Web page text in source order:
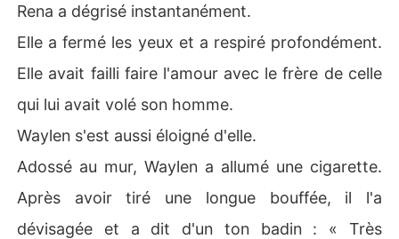
Rena a dégrisé instantanément.
Elle a fermé les yeux et a respiré profondément.
Elle avait failli faire l'amour avec le frère de celle
qui lui avait volé son homme.
Waylen s'est aussi éloigné d'elle.
Adossé au mur, Waylen a allumé une cigarette.
Après avoir tiré une longue bouffée, il l'a
dévisagée et a dit d'un ton badin : « Très